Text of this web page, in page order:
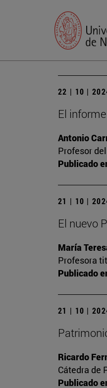
22 | 10 |
El
Antonio
Profesor
Publicado
21 | 10 |
El nuevo
María
Profesora
Publicado
21 | 10 |
Ricardo
Cátedra de
Publicado